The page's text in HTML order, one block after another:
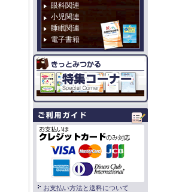
眼科関連
小児関連
睡眠関連
電子書籍
お支払い方法と送料について